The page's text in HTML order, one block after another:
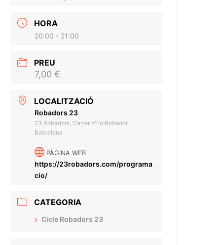
HORA
20:00 - 21:00
PREU
7,00 €
LOCALITZACIÓ
Robadors 23
23 Robadors, Carrer d'En Robador,
Barcelona
PÀGINA WEB
https://23robadors.com/programa
cio/
CATEGORIA
Cicle Robadors 23